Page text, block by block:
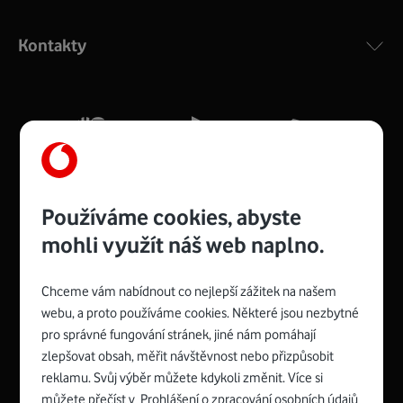
silný signál pro celou domácnost. Kompaktní rozměry 21
Více o COMPAL CH7465VF
Zyxel VMG8623-T50B:
Rozměry modemu jsou 16 x 22 x 7,5 cm (včetně stojánku)
a nabízí 4 gigabitové LAN porty a bezdrátové připojení Wi-
Spojte se s Vodafonem
Kontakty
Používáme cookies, abyste
mohli využít náš web naplno.
Chceme vám nabídnout co nejlepší zážitek na našem
webu, a proto používáme cookies. Některé jsou nezbytné
pro správné fungování stránek, jiné nám pomáhají
zlepšovat obsah, měřit návštěvnost nebo přizpůsobit
reklamu. Svůj výběr můžete kdykoli změnit. Více si
můžete přečíst v Prohlášení o zpracování osobních údajů